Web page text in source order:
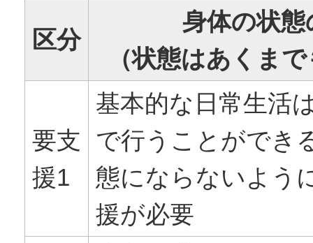
区分
身体の状
（状態はあくま
要支
援1
基本的な日常生活
で行うことができ
態にならないよう
援が必要